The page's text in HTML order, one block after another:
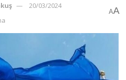
20/03/2024
AA